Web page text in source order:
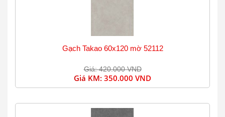
Gạch Takao 60x120 mờ 52112
Giá: 420.000 VND
Giá KM: 350.000 VND